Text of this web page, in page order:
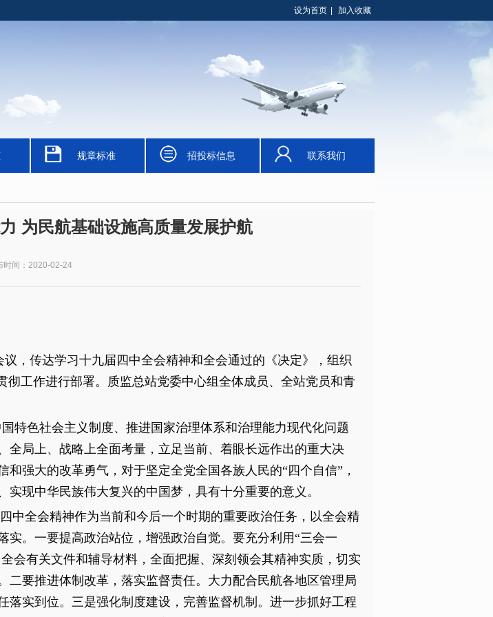
设为首页 加入收藏
规章标准 招投标信息 联系我们
为民航基础设施高质量发展护航
时间：2020-02-24
，传达学习十九届四中全会精神和全会通过的《决定》，组织
工作进行部署。质监总站党委中心组全体成员、全站党员和青
特色社会主义制度、推进国家治理体系和治理能力现代化问题
全局上、战略上全面考量，立足当前、着眼长远作出的重大决
强大的改革勇气，对于坚定全党全国各族人民的“四个自信”，
现中华民族伟大复兴的中国梦，具有十分重要的意义。
全会精神作为当前和今后一个时期的重要政治任务，以全会精
。一要提高政治站位，增强政治自觉。要充分利用“三会一
会有关文件和辅导材料，全面把握、深刻领会其精神实质，切实
要推进体制改革，落实监督责任。大力配合民航各地区管理局
实到位。三是强化制度建设，完善监督机制。进一步抓好工程